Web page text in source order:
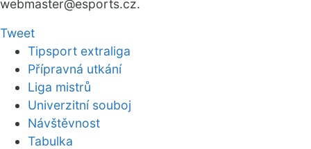
webmaster@esports.cz.
Tweet
Tipsport extraliga
Přípravná utkání
Liga mistrů
Univerzitní souboj
Návštěvnost
Tabulka